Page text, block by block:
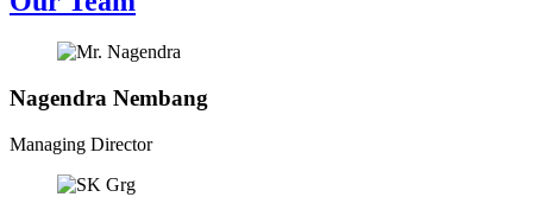
Nagendra Nembang
Managing Director